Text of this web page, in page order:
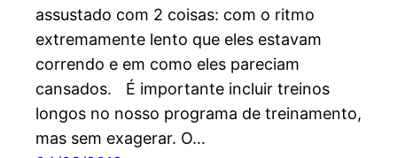
assustado com 2 coisas: com o ritmo
extremamente lento que eles estavam
correndo e em como eles pareciam
cansados. É importante incluir treinos
longos no nosso programa de treinamento,
mas sem exagerar. O…